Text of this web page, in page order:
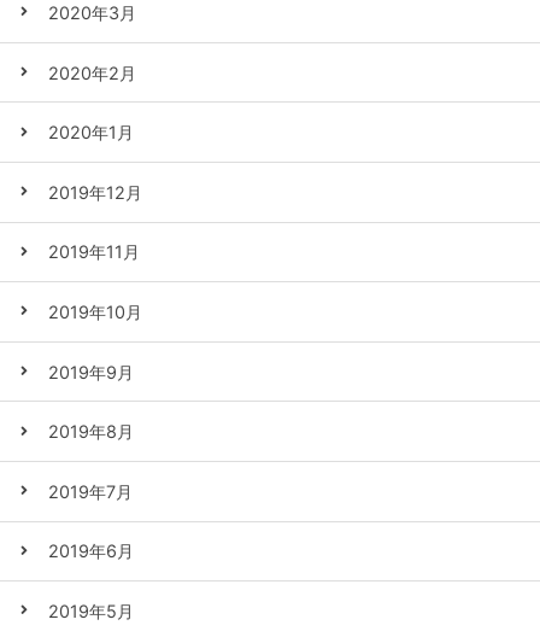
2020年3月
2020年2月
2020年1月
2019年12月
2019年11月
2019年10月
2019年9月
2019年8月
2019年7月
2019年6月
2019年5月